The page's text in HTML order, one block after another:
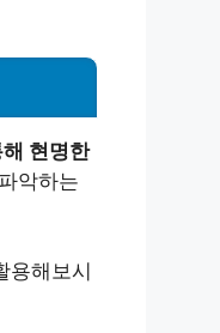
현명한
악하는
용해보시